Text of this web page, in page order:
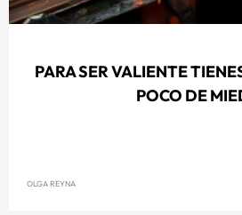
PARA SER VALIENTE
POCO DE
OLGA REYNA